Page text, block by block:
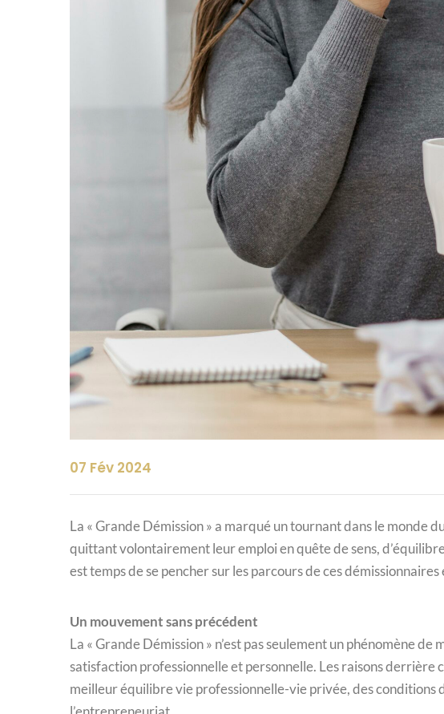
07 Fév 2024
La « Grande Démission » a marqué un tournant dans le monde
quittant volontairement leur emploi en quête de sens,
est temps de se pencher sur les parcours de ces
Un mouvement sans précédent
La « Grande Démission » n’est pas seulement un phénomène
satisfaction professionnelle et personnelle. Les raisons derrière
meilleur équilibre vie professionnelle-vie privée, des conditions